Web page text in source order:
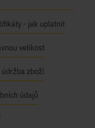
- jak uplatnit
velikost
zboží
údajů